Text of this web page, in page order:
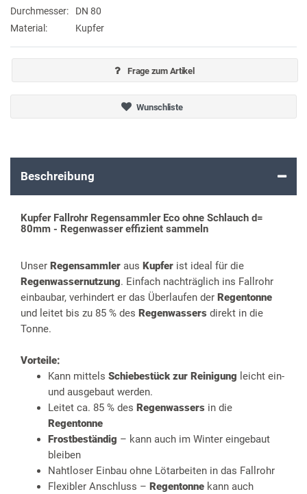
Durchmesser:
DN 80
Material:
Kupfer
Frage zum Artikel
Wunschliste
Beschreibung
Kupfer Fallrohr Regensammler Eco ohne Schlauch d=
80mm - Regenwasser effizient sammeln
Unser Regensammler aus Kupfer ist ideal für die
Regenwassernutzung. Einfach nachträglich ins Fallrohr
einbaubar, verhindert er das Überlaufen der Regentonne
und leitet bis zu 85 % des Regenwassers direkt in die
Tonne.
Vorteile:
Kann mittels Schiebestück zur Reinigung leicht ein-
und ausgebaut werden.
Leitet ca. 85 % des Regenwassers in die
Regentonne
Frostbeständig – kann auch im Winter eingebaut
bleiben
Nahtloser Einbau ohne Lötarbeiten in das Fallrohr
Flexibler Anschluss – Regentonne kann auch